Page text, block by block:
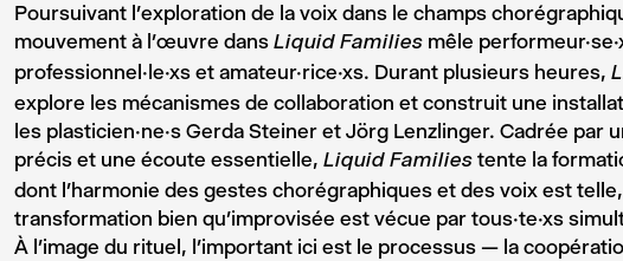
Poursuivant l’exploration de la voix dans le champs
mouvement à l’œuvre dans Liquid Families mêle
professionnel·le·xs et amateur·rice·xs. Durant plusieurs heures,
explore les mécanismes de collaboration et construit une
les plasticien·ne·s Gerda Steiner et Jörg Lenzlinger. Cadrée par
précis et une écoute essentielle, Liquid Families tente la
dont l’harmonie des gestes chorégraphiques et des voix est
transformation bien qu’improvisée est vécue par tous·te·xs
À l’image du rituel, l’important ici est le processus — la